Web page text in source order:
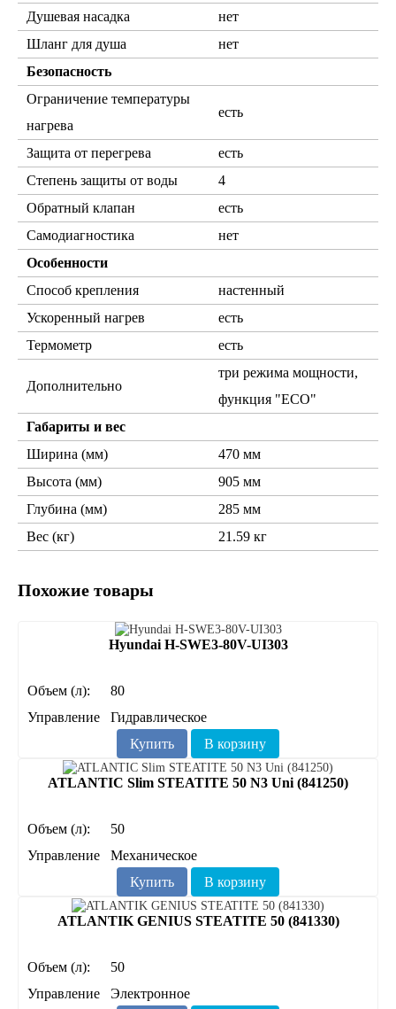
Душевая насадка
нет
Шланг для душа
нет
Безопасность
Ограничение температуры
нагрева
есть
Защита от перегрева
есть
Степень защиты от воды
4
Обратный клапан
есть
Самодиагностика
нет
Особенности
Способ крепления
настенный
Ускоренный нагрев
есть
Термометр
есть
Дополнительно
три режима мощности,
функция "ECO"
Габариты и вес
Ширина (мм)
470 мм
Высота (мм)
905 мм
Глубина (мм)
285 мм
Вес (кг)
21.59 кг
Похожие товары
Hyundai H-SWE3-80V-UI303
Объем (л):
80
Управление
Гидравлическое
Купить
В корзину
ATLANTIC Slim STEATITE 50 N3 Uni (841250)
Объем (л):
50
Управление
Механическое
Купить
В корзину
ATLANTIK GENIUS STEATITE 50 (841330)
Объем (л):
50
Управление
Электронное